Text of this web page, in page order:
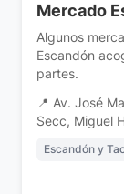
Mercado
Algunos
Escandón
partes.
📍 Av. José
Secc, Miguel
Escandón y